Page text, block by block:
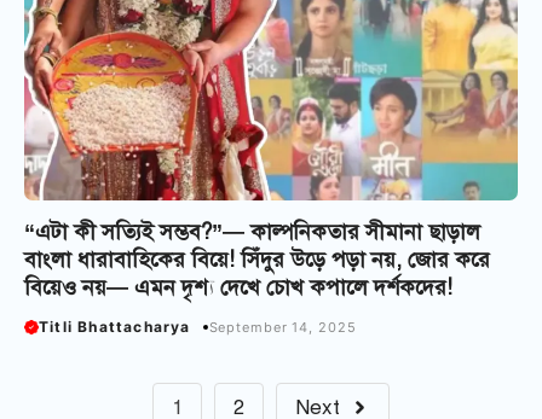
“এটা কী সত্যিই সম্ভব?”— কাল্পনিকতার সীমানা ছাড়াল
বাংলা ধারাবাহিকের বিয়ে! সিঁদুর উড়ে পড়া নয়, জোর করে
বিয়েও নয়— এমন দৃশ্য দেখে চোখ কপালে দর্শকদের!
Titli Bhattacharya September 14, 2025
1 2 Next